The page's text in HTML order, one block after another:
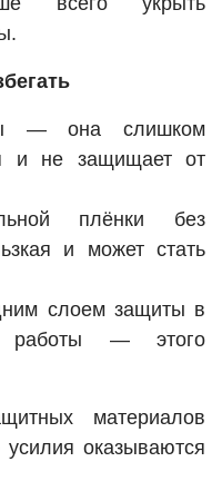
— она слишком
и не защищает от
плёнки без
и может стать
слоем защиты в
работы — этого
материалов
усилия оказываются